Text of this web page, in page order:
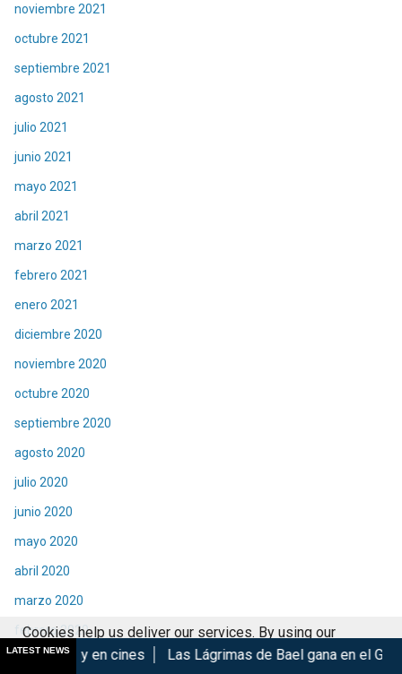
noviembre 2021
octubre 2021
septiembre 2021
agosto 2021
julio 2021
junio 2021
mayo 2021
abril 2021
marzo 2021
febrero 2021
enero 2021
diciembre 2020
noviembre 2020
octubre 2020
septiembre 2020
agosto 2020
julio 2020
junio 2020
mayo 2020
abril 2020
marzo 2020
febrero 2020
LATEST NEWSLas Lágrimas de Bael gana en el GIFF 2026
Cookies help us deliver our services. By using our
services, you agree to our use of cookies.
Got it